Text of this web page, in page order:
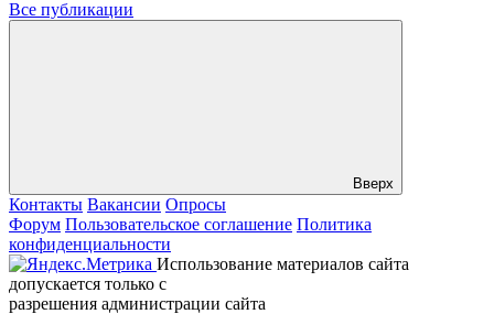
Все публикации
Вверх
Контакты Вакансии Опросы
Форум Пользовательское соглашение Политика
конфиденциальности
Использование материалов сайта
допускается только с
разрешения администрации сайта